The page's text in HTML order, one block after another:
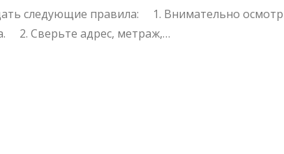
следующие правила: ⠀ 1. Внимательно
⠀ 2. Сверьте адрес, метраж,…